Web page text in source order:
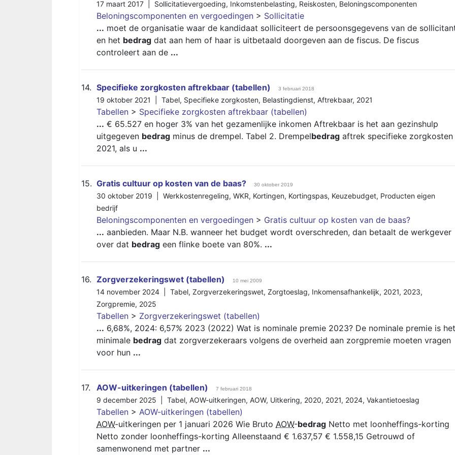
17 maart 2017 | Sollicitatievergoeding, Inkomstenbelasting, Reiskosten, Beloningscomponenten
Beloningscomponenten en vergoedingen > Sollicitatie
... moet de organisatie waar de kandidaat solliciteert de persoonsgegevens van de
en het bedrag dat aan hem of haar is uitbetaald doorgeven aan de fiscus. De fiscus
controleert aan de ...
14. Specifieke zorgkosten aftrekbaar (tabellen) 3 februari 2018
19 oktober 2021 | Tabel, Specifieke zorgkosten, Belastingdienst, Aftrekbaar, 2021
Tabellen > Specifieke zorgkosten aftrekbaar (tabellen)
... € 65.527 en hoger 3% van het gezamenlijke inkomen Aftrekbaar is het aan gezinshulp
uitgegeven bedrag minus de drempel. Tabel 2. Drempelbedrag aftrek specifieke zorgkosten
2021, als u ...
15. Gratis cultuur op kosten van de baas? 30 oktober 2019
30 oktober 2019 | Werkkostenregeling, WKR, Kortingen, Kortingspas, Keuzebudget, Producten eigen
bedrijf
Beloningscomponenten en vergoedingen > Gratis cultuur op kosten van de baas?
... aanbieden. Maar N.B. wanneer het budget wordt overschreden, dan betaalt de werkgever
over dat bedrag een flinke boete van 80%. ...
16. Zorgverzekeringswet (tabellen) 10 mei 2009
14 november 2024 | Tabel, Zorgverzekeringswet, Zorgtoeslag, Inkomensafhankelijk, 2021, 2023,
Zorgpremie, 2025
Tabellen > Zorgverzekeringswet (tabellen)
... 6,68%, 2024: 6,57% 2023 (2022) Wat is nominale premie 2023? De nominale premie is het
minimale bedrag dat zorgverzekeraars volgens de overheid aan zorgpremie moeten vragen
voor hun ...
17. AOW-uitkeringen (tabellen) 7 februari 2018
9 december 2025 | Tabel, AOW-uitkeringen, AOW, Uitkering, 2020, 2021, 2024, Vakantietoeslag
Tabellen > AOW-uitkeringen (tabellen)
AOW-uitkeringen per 1 januari 2026 Wie Bruto AOW-bedrag Netto met loonheffings-korting
Netto zonder loonheffings-korting Alleenstaand € 1.637,57 € 1.558,15 Getrouwd of
samenwonend met partner ...